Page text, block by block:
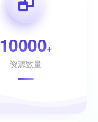
10000+
资源数量